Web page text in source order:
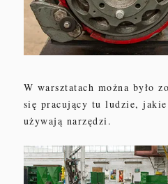
W warsztatach można było
się pracujący tu ludzie,
używają narzędzi.